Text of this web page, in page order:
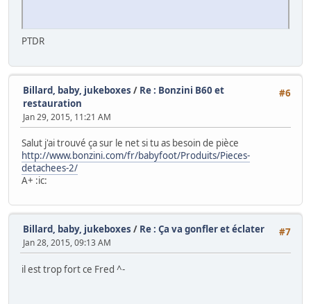
PTDR
#6
Billard, baby, jukeboxes / Re : Bonzini B60 et
restauration
Jan 29, 2015, 11:21 AM
Salut j'ai trouvé ça sur le net si tu as besoin de pièce
http://www.bonzini.com/fr/babyfoot/Produits/Pieces-
detachees-2/
A+ :ic:
#7
Billard, baby, jukeboxes / Re : Ça va gonfler et éclater
Jan 28, 2015, 09:13 AM
il est trop fort ce Fred ^-